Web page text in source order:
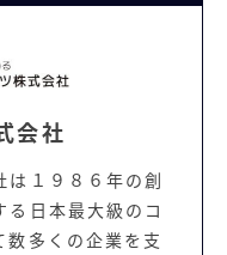
会社
は１９８６年の創
日本最大級のコ
数多くの企業を支